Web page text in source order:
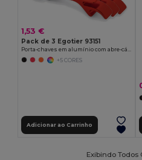
1,53 €
Pack de 3 Egotier 93151
Porta-chaves em alumínio com abre-cápsulas
+5 CORES
Adicionar ao Carrinho
Exibindo Todos